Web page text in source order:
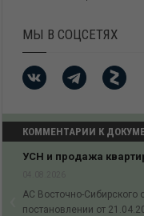
МЫ В СОЦСЕТЯХ
КОММЕНТАРИИ К
УСН и продажа
АС Восточно-Сибирского
постановлении от
Previous